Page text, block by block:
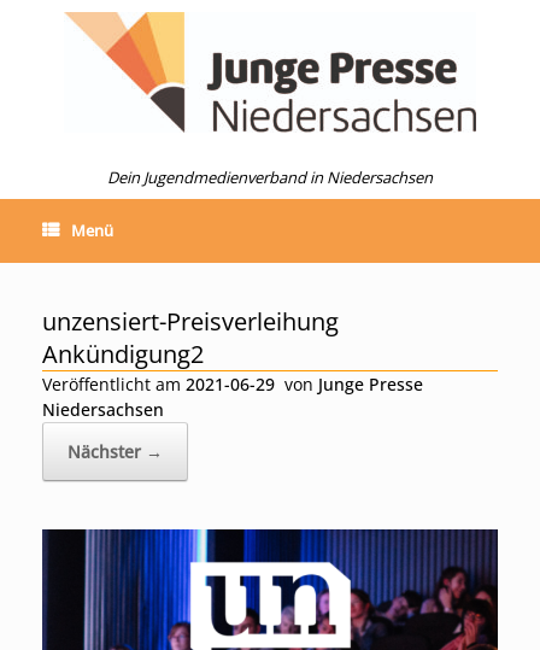
Dein Jugendmedienverband in Niedersachsen
Menü
unzensiert-Preisverleihung
Ankündigung2
Veröffentlicht am 2021-06-29 von Junge Presse
Niedersachsen
Nächster →